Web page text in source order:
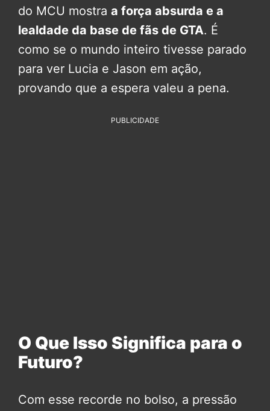
do MCU mostra a força absurda e a
lealdade da base de fãs de GTA. É
como se o mundo inteiro tivesse parado
para ver Lucia e Jason em ação,
provando que a espera valeu a pena.
PUBLICIDADE
O Que Isso Significa para o
Futuro?
Com esse recorde no bolso, a pressão